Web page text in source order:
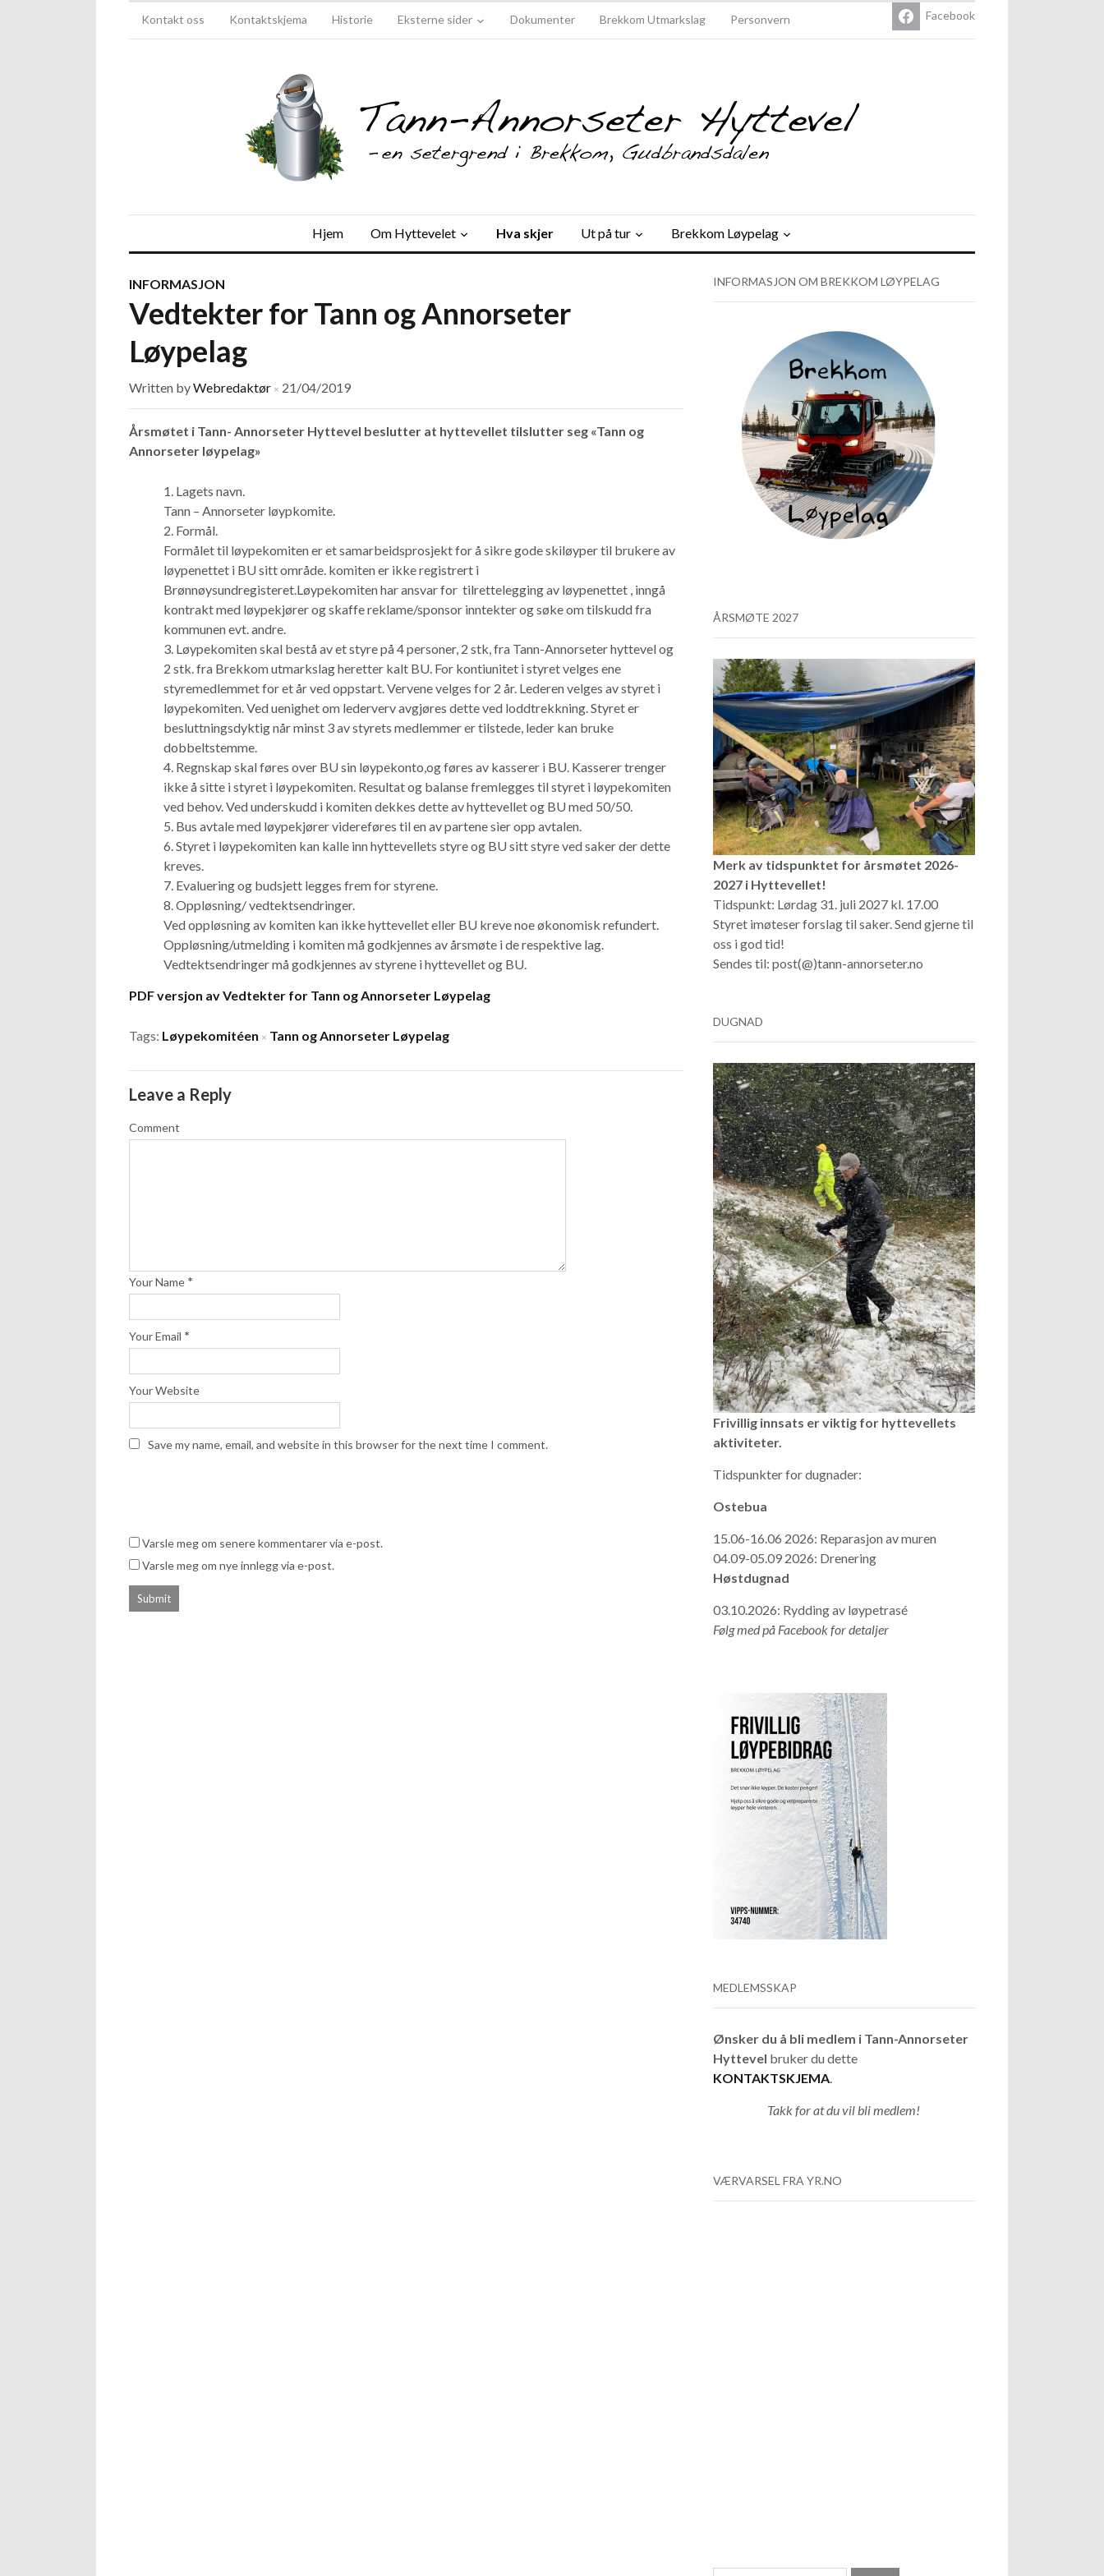
Facebook
Kontakt oss Kontaktskjema Historie Eksterne sider Dokumenter Brekkom Utmarkslag Personvern
Hjem Om Hyttevelet Hva skjer Ut på tur Brekkom Løypelag
INFORMASJON
Vedtekter for Tann og Annorseter
Løypelag
Written byWebredaktør × 21/04/2019
Årsmøtet i Tann- Annorseter Hyttevel beslutter at hyttevellet tilslutter seg «Tann og
Annorseter løypelag»
Lagets navn.
Tann – Annorseter løypkomite.
Formål.
Formålet til løypekomiten er et samarbeidsprosjekt for å sikre gode skiløyper til brukere av
løypenettet i BU sitt område. komiten er ikke registrert i
Brønnøysundregisteret.Løypekomiten har ansvar for tilrettelegging av løypenettet , inngå
kontrakt med løypekjører og skaffe reklame/sponsor inntekter og søke om tilskudd fra
kommunen evt. andre.
Løypekomiten skal bestå av et styre på 4 personer, 2 stk, fra Tann-Annorseter hyttevel og
2 stk. fra Brekkom utmarkslag heretter kalt BU. For kontiunitet i styret velges ene
styremedlemmet for et år ved oppstart. Vervene velges for 2 år. Lederen velges av styret i
løypekomiten. Ved uenighet om lederverv avgjøres dette ved loddtrekkning. Styret er
besluttningsdyktig når minst 3 av styrets medlemmer er tilstede, leder kan bruke
dobbeltstemme.
Regnskap skal føres over BU sin løypekonto,og føres av kasserer i BU. Kasserer trenger
ikke å sitte i styret i løypekomiten. Resultat og balanse fremlegges til styret i løypekomiten
ved behov. Ved underskudd i komiten dekkes dette av hyttevellet og BU med 50/50.
Bus avtale med løypekjører videreføres til en av partene sier opp avtalen.
Styret i løypekomiten kan kalle inn hyttevellets styre og BU sitt styre ved saker der dette
kreves.
Evaluering og budsjett legges frem for styrene.
Oppløsning/ vedtektsendringer.
Ved oppløsning av komiten kan ikke hyttevellet eller BU kreve noe økonomisk refundert.
Oppløsning/utmelding i komiten må godkjennes av årsmøte i de respektive lag.
Vedtektsendringer må godkjennes av styrene i hyttevellet og BU.
PDF versjon av Vedtekter for Tann og Annorseter Løypelag
Tags: Løypekomitéen × Tann og Annorseter Løypelag
Leave a Reply
Comment
Your Name *
Your Email *
Your Website
Save my name, email, and website in this browser for the next time I comment.
Varsle meg om senere kommentarer via e-post.
Varsle meg om nye innlegg via e-post.
INFORMASJON OM BREKKOM LØYPELAG
ÅRSMØTE 2027
Merk av tidspunktet for årsmøtet 2026-
2027 i Hyttevellet!
Tidspunkt: Lørdag 31. juli 2027 kl. 17.00
Styret imøteser forslag til saker. Send gjerne til
oss i god tid!
Sendes til: post(@)tann-annorseter.no
DUGNAD
Frivillig innsats er viktig for hyttevellets
aktiviteter.
Tidspunkter for dugnader:
Ostebua
15.06-16.06 2026: Reparasjon av muren
04.09-05.09 2026: Drenering
Høstdugnad
03.10.2026: Rydding av løypetrasé
Følg med på Facebook for detaljer
MEDLEMSSKAP
Ønsker du å bli medlem i Tann-Annorseter
Hyttevel bruker du dette
KONTAKTSKJEMA.
Takk for at du vil bli medlem!
VÆRVARSEL FRA YR.NO